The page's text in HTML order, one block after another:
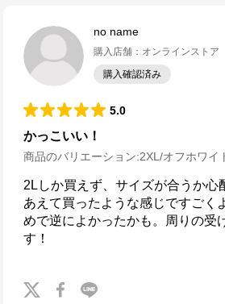
no name
購入店舗 ： オンラインストア
購入確認済み
5.0
かっこいい！
商品のバリエーション:2XL/オフホワイ
2Lしか買えず、サイズが合うか
あえて買ったような感じですごく
めで逆によかったかも。周りの受
す！